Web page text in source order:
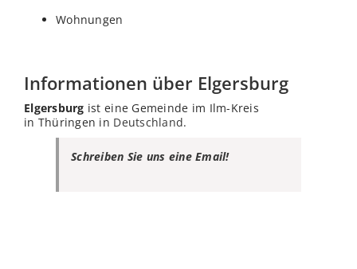
Wohnungen
Informationen über Elgersburg
Elgersburg ist eine Gemeinde im Ilm-Kreis
in Thüringen in Deutschland.
Schreiben Sie uns eine Email!